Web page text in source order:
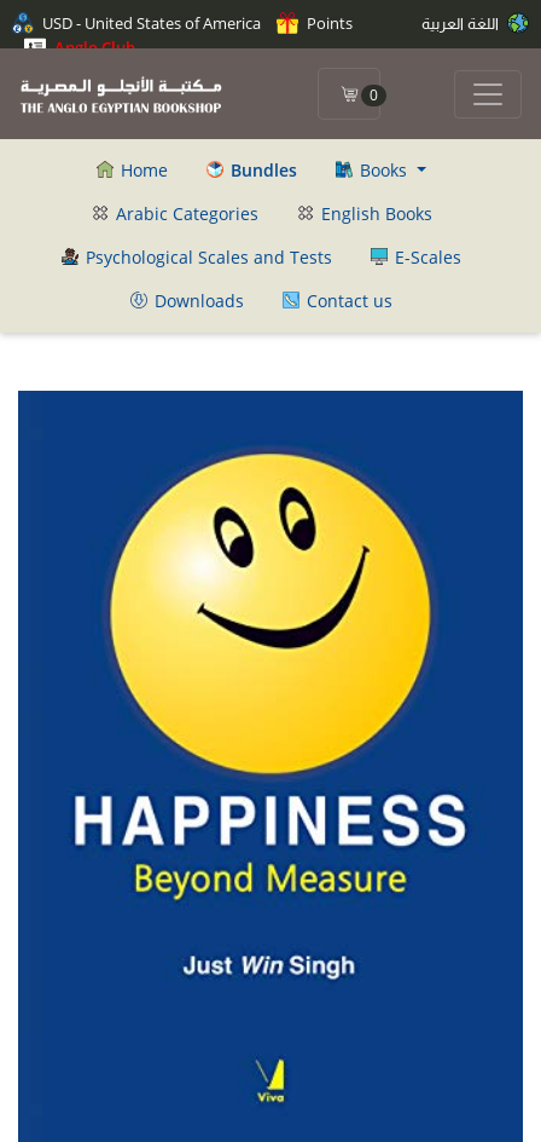
USD - United States of America
Points
Anglo Club
0
Home Bundles
Books
Arabic Categories
English Books
Psychological Scales and Tests
E-Scales
Downloads
Contact us